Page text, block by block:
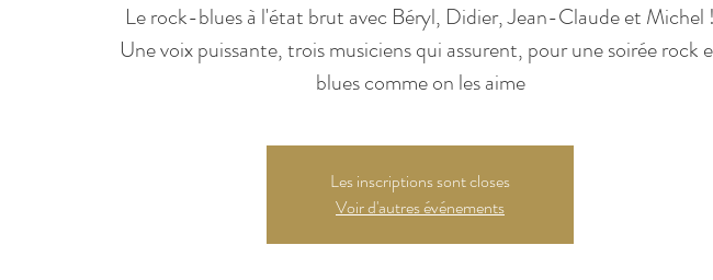
Le rock-blues à l'état brut avec Béryl, Didier, Jean-Claude et Michel !
Une voix puissante, trois musiciens qui assurent, pour une soirée rock
blues comme on les aime
Les inscriptions sont closes
Voir d'autres événements